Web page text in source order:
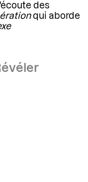
des
qui aborde